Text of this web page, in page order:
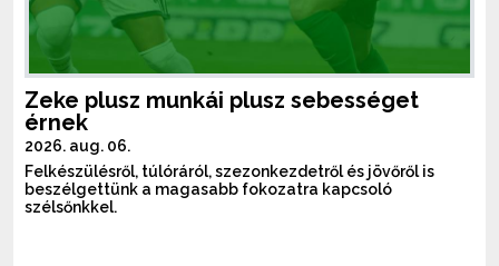
Zeke plusz munkái plusz sebességet
érnek
2026. aug. 06.
Felkészülésről, túlóráról, szezonkezdetről és jövőről is
beszélgettünk a magasabb fokozatra kapcsoló
szélsőnkkel.